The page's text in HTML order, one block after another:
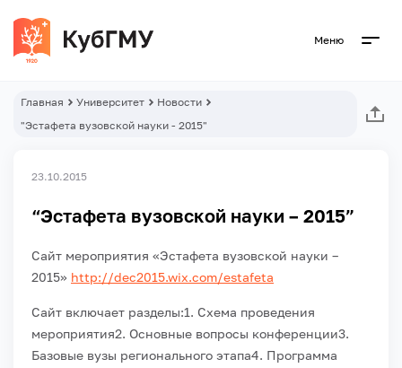
Меню
Главная Университет
Новости
"Эстафета вузовской науки - 2015"
23.10.2015
“Эстафета вузовской науки – 2015”
Сайт мероприятия «Эстафета вузовской науки –
2015» http://dec2015.wix.com/estafeta
Сайт включает разделы:1. Схема проведения
мероприятия2. Основные вопросы конференции3.
Базовые вузы регионального этапа4. Программа